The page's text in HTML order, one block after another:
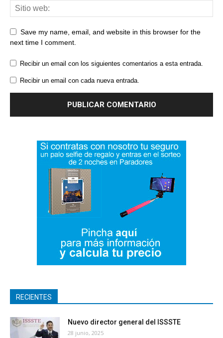
Save my name, email, and website in this browser for the
next time I comment.
Recibir un email con los siguientes comentarios a esta entrada.
Recibir un email con cada nueva entrada.
RECIENTES
Nuevo director general del ISSSTE
28 junio, 2025